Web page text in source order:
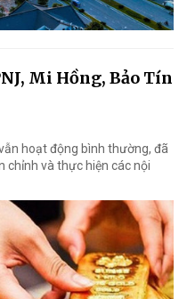
Mi Hồng, Bảo Tín
hoạt động bình thường, đã
chỉnh và thực hiện các nội